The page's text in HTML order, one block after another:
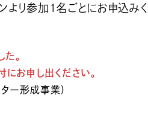
より参加1名ごとにお申込みく
。
お申し出ください。
ー形成事業)